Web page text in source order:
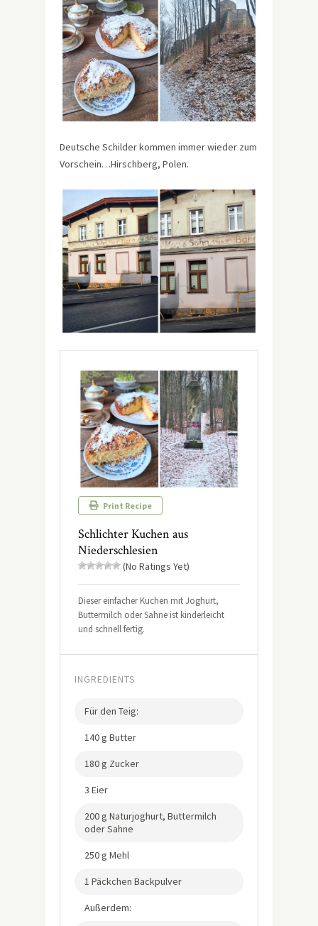
Deutsche Schilder kommen immer wieder zum
Vorschein…Hirschberg, Polen.
Print Recipe
Schlichter Kuchen aus
Niederschlesien
(No Ratings Yet)
Dieser einfacher Kuchen mit Joghurt,
Buttermilch oder Sahne ist kinderleicht
und schnell fertig.
INGREDIENTS
Für den Teig:
140 g Butter
180 g Zucker
3 Eier
200 g Naturjoghurt, Buttermilch
oder Sahne
250 g Mehl
1 Päckchen Backpulver
Außerdem: